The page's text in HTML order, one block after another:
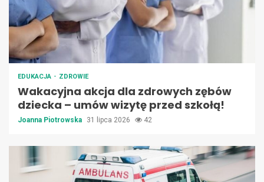
EDUKACJA ZDROWIE
Wakacyjna akcja dla zdrowych zębów
dziecka – umów wizytę przed szkołą!
Joanna Piotrowska 31 lipca 2026 42